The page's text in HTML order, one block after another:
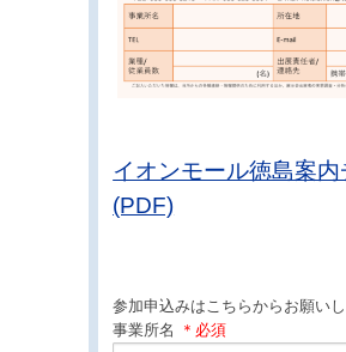
イオンモール徳島案内
(PDF)
参加申込みはこちらからお願いし
事業所名
＊必須